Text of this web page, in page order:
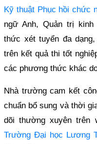
Kỹ thuật Phục hồi chức
ngữ Anh, Quản trị
thức xét tuyển đa
trên kết quả thi tốt
các phương thức khác
Nhà trường cam kết
chuẩn bổ sung và thời
dõi thường xuyên trên
Trường Đại học Lương